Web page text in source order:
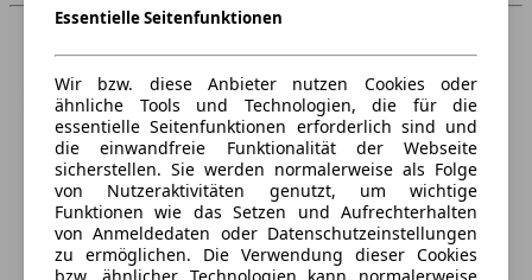
Essentielle Seitenfunktionen
Wir bzw. diese Anbieter nutzen Cookies oder
ähnliche Tools und Technologien, die für die
essentielle Seitenfunktionen erforderlich sind und
die einwandfreie Funktionalität der Webseite
sicherstellen. Sie werden normalerweise als Folge
von Nutzeraktivitäten genutzt, um wichtige
Funktionen wie das Setzen und Aufrechterhalten
von Anmeldedaten oder Datenschutzeinstellungen
zu ermöglichen. Die Verwendung dieser Cookies